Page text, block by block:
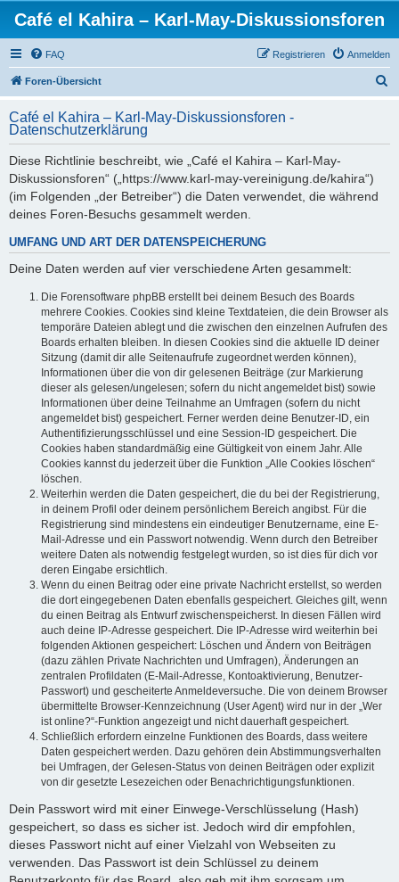
Café el Kahira – Karl-May-Diskussionsforen
FAQ Anmelden
Registrieren
Foren-Übersicht
h
Café el Kahira – Karl-May-Diskussionsforen -
Datenschutzerklärung
Diese Richtlinie beschreibt, wie „Café el Kahira – Karl-May-
Diskussionsforen“ („https://www.karl-may-vereinigung.de/kahira“)
(im Folgenden „der Betreiber“) die Daten verwendet, die während
deines Foren-Besuchs gesammelt werden.
UMFANG UND ART DER DATENSPEICHERUNG
Deine Daten werden auf vier verschiedene Arten gesammelt:
Die Forensoftware phpBB erstellt bei deinem Besuch des Boards
mehrere Cookies. Cookies sind kleine Textdateien, die dein Browser als
temporäre Dateien ablegt und die zwischen den einzelnen Aufrufen des
Boards erhalten bleiben. In diesen Cookies sind die aktuelle ID deiner
Sitzung (damit dir alle Seitenaufrufe zugeordnet werden können),
Informationen über die von dir gelesenen Beiträge (zur Markierung
dieser als gelesen/ungelesen; sofern du nicht angemeldet bist) sowie
Informationen über deine Teilnahme an Umfragen (sofern du nicht
angemeldet bist) gespeichert. Ferner werden deine Benutzer-ID, ein
Authentifizierungsschlüssel und eine Session-ID gespeichert. Die
Cookies haben standardmäßig eine Gültigkeit von einem Jahr. Alle
Cookies kannst du jederzeit über die Funktion „Alle Cookies löschen“
löschen.
Weiterhin werden die Daten gespeichert, die du bei der Registrierung,
in deinem Profil oder deinem persönlichem Bereich angibst. Für die
Registrierung sind mindestens ein eindeutiger Benutzername, eine E-
Mail-Adresse und ein Passwort notwendig. Wenn durch den Betreiber
weitere Daten als notwendig festgelegt wurden, so ist dies für dich vor
deren Eingabe ersichtlich.
Wenn du einen Beitrag oder eine private Nachricht erstellst, so werden
die dort eingegebenen Daten ebenfalls gespeichert. Gleiches gilt, wenn
du einen Beitrag als Entwurf zwischenspeicherst. In diesen Fällen wird
auch deine IP-Adresse gespeichert. Die IP-Adresse wird weiterhin bei
folgenden Aktionen gespeichert: Löschen und Ändern von Beiträgen
(dazu zählen Private Nachrichten und Umfragen), Änderungen an
zentralen Profildaten (E-Mail-Adresse, Kontoaktivierung, Benutzer-
Passwort) und gescheiterte Anmeldeversuche. Die von deinem Browser
übermittelte Browser-Kennzeichnung (User Agent) wird nur in der „Wer
ist online?“-Funktion angezeigt und nicht dauerhaft gespeichert.
Schließlich erfordern einzelne Funktionen des Boards, dass weitere
Daten gespeichert werden. Dazu gehören dein Abstimmungsverhalten
bei Umfragen, der Gelesen-Status von deinen Beiträgen oder explizit
von dir gesetzte Lesezeichen oder Benachrichtigungsfunktionen.
Dein Passwort wird mit einer Einwege-Verschlüsselung (Hash)
gespeichert, so dass es sicher ist. Jedoch wird dir empfohlen,
dieses Passwort nicht auf einer Vielzahl von Webseiten zu
verwenden. Das Passwort ist dein Schlüssel zu deinem